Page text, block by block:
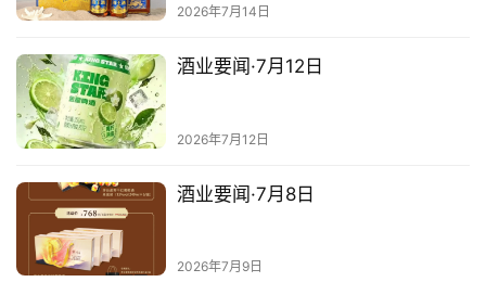
观
活
动
态
2026年7月14日
酒业要闻·7月12日
2026年7月12日
酒业要闻·7月8日
2026年7月9日